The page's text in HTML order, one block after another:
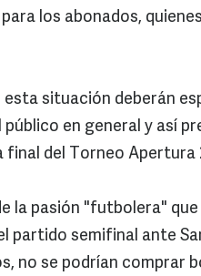
los abonados,
situación deberán
en general y así
final del Torneo Apertura
la pasión "futbolera" que
partido semifinal ante
no se podrían comprar